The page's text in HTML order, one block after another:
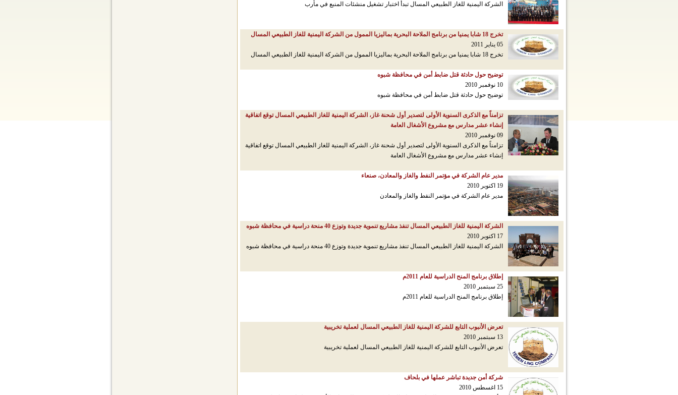
الشركة اليمنية للغاز الطبيعي المسال تبدأ اختبار تشغيل منشئات المنبع في مأرب
تخرج 18 شابا يمنيا من برنامج الملاحة البحرية بماليزيا الممول من الشركة اليمنية للغاز الطبيعي المسال
05 يناير 2011
تخرج 18 شابا يمنيا من برنامج الملاحة البحرية بماليزيا الممول من الشركة اليمنية للغاز الطبيعي المسال
توضيح حول حادثة قتل ضابط أمن في محافظة شبوه
10 نوفمبر 2010
توضيح حول حادثة قتل ضابط أمن في محافظة شبوه
تزامناً مع الذكرى السنوية الأولى لتصدير أول شحنة غاز، الشركة اليمنية للغاز الطبيعي المسال توقع اتفاقية
إنشاء عشر مدارس مع مشروع الأشغال العامة
09 نوفمبر 2010
تزامناً مع الذكرى السنوية الأولى لتصدير أول شحنة غاز، الشركة اليمنية للغاز الطبيعي المسال توقع اتفاقية
إنشاء عشر مدارس مع مشروع الأشغال العامة
مدير عام الشركة في مؤتمر النفط والغاز والمعادن، صنعاء
19 اكتوبر 2010
مدير عام الشركة في مؤتمر النفط والغاز والمعادن
الشركة اليمنية للغاز الطبيعي المسال تنفذ مشاريع تنموية جديدة وتوزع 40 منحة دراسية في محافظة شبوه
17 اكتوبر 2010
الشركة اليمنية للغاز الطبيعي المسال تنفذ مشاريع تنموية جديدة وتوزع 40 منحة دراسية في محافظة شبوه
إطلاق برنامج المنح الدراسية للعام 2011م
25 سبتمبر 2010
إطلاق برنامج المنح الدراسية للعام 2011م
تعرض الأنبوب التابع للشركة اليمنية للغاز الطبيعي المسال لعملية تخريبية
13 سبتمبر 2010
تعرض الأنبوب التابع للشركة اليمنية للغاز الطبيعي المسال لعملية تخريبية
شركة أمن جديدة تباشر عملها في بلحاف
15 اغسطس 2010